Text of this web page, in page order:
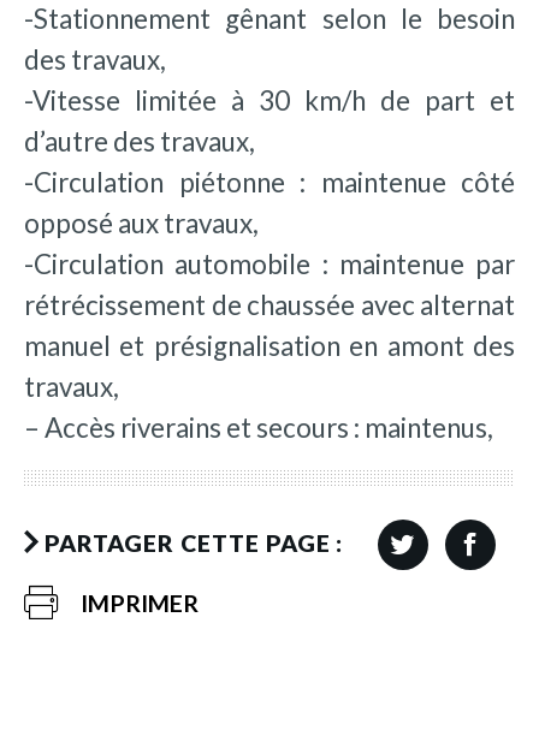
-Stationnement gênant selon le besoin
des travaux,
-Vitesse limitée à 30 km/h de part et
d’autre des travaux,
-Circulation piétonne : maintenue côté
opposé aux travaux,
-Circulation automobile : maintenue par
rétrécissement de chaussée avec alternat
manuel et présignalisation en amont des
travaux,
– Accès riverains et secours : maintenus,
PARTAGER CETTE PAGE :
IMPRIMER